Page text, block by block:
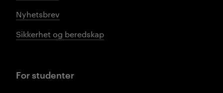
Nyhetsbrev
Sikkerhet og beredskap
For studenter